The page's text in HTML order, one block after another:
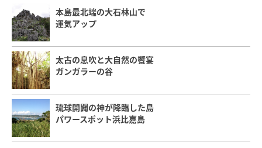
本島最北端の大石林山で
運気アップ
太古の息吹と大自然の饗宴
ガンガラーの谷
琉球開闢の神が降臨した島
パワースポット浜比嘉島